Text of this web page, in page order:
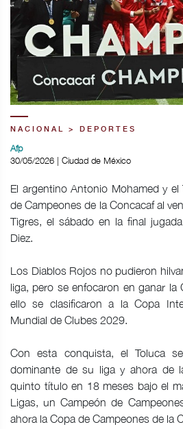
NACIONAL > DEPORTES
Afp
30/05/2026 | Ciudad de México
El argentino Antonio Mohamed y
de Campeones de la Concacaf al
Tigres, el sábado en la final
Diez.
Los Diablos Rojos no pudieron
liga, pero se enfocaron en ganar la
ello se clasificaron a la Copa
Mundial de Clubes 2029.
Con esta conquista, el Toluca
dominante de su liga y ahora de
quinto título en 18 meses bajo el
Ligas, un Campeón de
ahora la Copa de Campeones de la